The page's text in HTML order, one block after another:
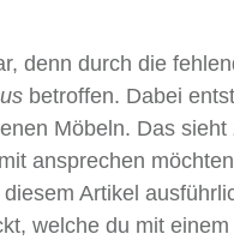
denn durch die
betroffen. Dabei
Möbeln. Das
ansprechen
Artikel
welche du mit